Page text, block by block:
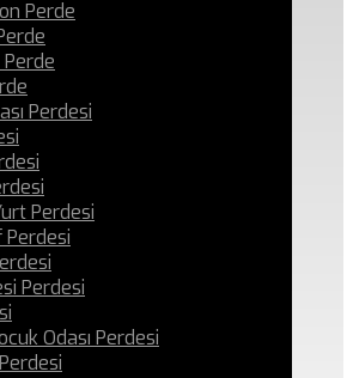
Perde
Perdesi
Perdesi
Perdesi
Perdesi
Odası Perdesi